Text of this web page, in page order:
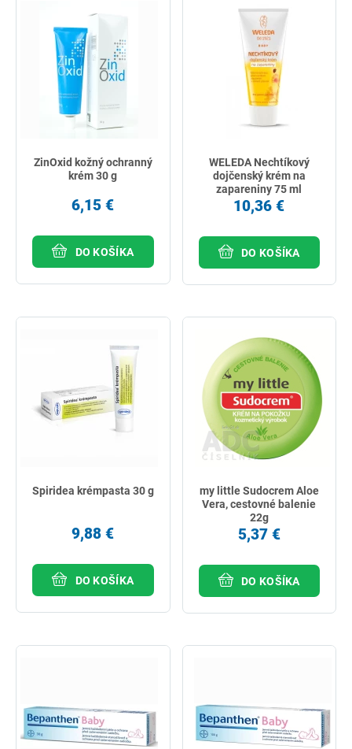
ZinOxid kožný ochranný
krém 30 g
6,15 €
DO KOŠÍKA
WELEDA Nechtíkový
dojčenský krém na
zapareniny 75 ml
10,36 €
DO KOŠÍKA
Spiridea krémpasta 30 g
9,88 €
DO KOŠÍKA
my little Sudocrem Aloe
Vera, cestovné balenie
22g
5,37 €
DO KOŠÍKA